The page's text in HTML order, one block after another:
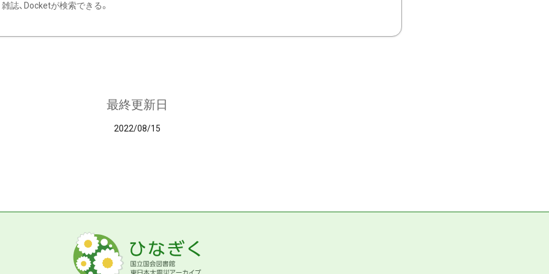
雑誌、Docketが検索できる。
最終更新日
2022/08/15